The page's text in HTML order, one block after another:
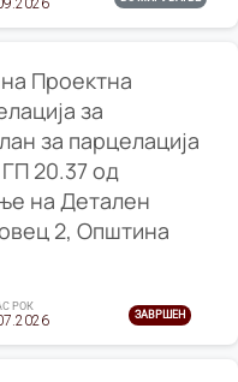
Проектна
за
за парцелација
20.37 од
на Детален
2, Општина
РОК
ЗАВРШЕН